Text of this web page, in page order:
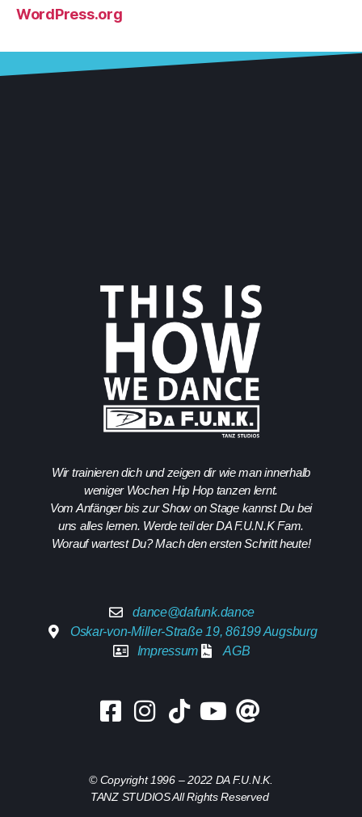
WordPress.org
Wir trainieren dich und zeigen dir wie man innerhalb
weniger Wochen Hip Hop tanzen lernt.
Vom Anfänger bis zur Show on Stage kannst Du bei
uns alles lernen. Werde teil der DA F.U.N.K Fam.
Worauf wartest Du? Mach den ersten Schritt heute!
dance@dafunk.dance
Oskar-von-Miller-Straße 19, 86199 Augsburg
Impressum
AGB
© Copyright 1996 – 2022 DA F.U.N.K.
TANZ STUDIOS All Rights Reserved